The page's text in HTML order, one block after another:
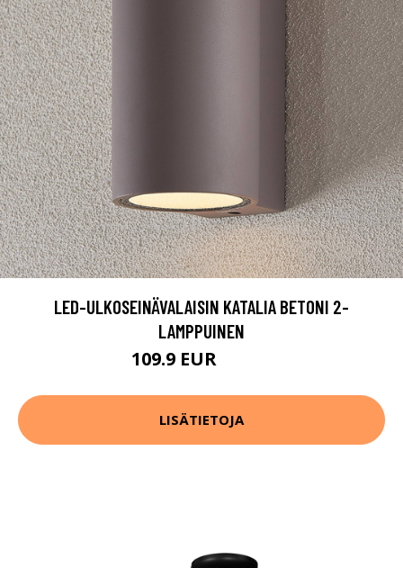
LED-ULKOSEINÄVALAISIN KATALIA BETONI 2-
LAMPPUINEN
109.9 EUR
LISÄTIETOJA